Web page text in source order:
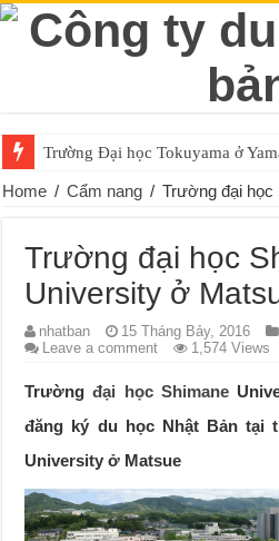
Trường Đại học Tokuyama ở
Home / Cẩm nang / Trường đại
Trường đại học
University ở
nhatban 15 Tháng Bảy, 2016
Leave a comment
1,574 Views
Trườngđại học Shimane
đăng ký du học Nhật Bản tại
University ở Matsue